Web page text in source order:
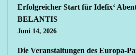
Erfolgreicher Start für Idefix‘
BELANTIS
Juni 14, 2026
Die Veranstaltungen des Europa-